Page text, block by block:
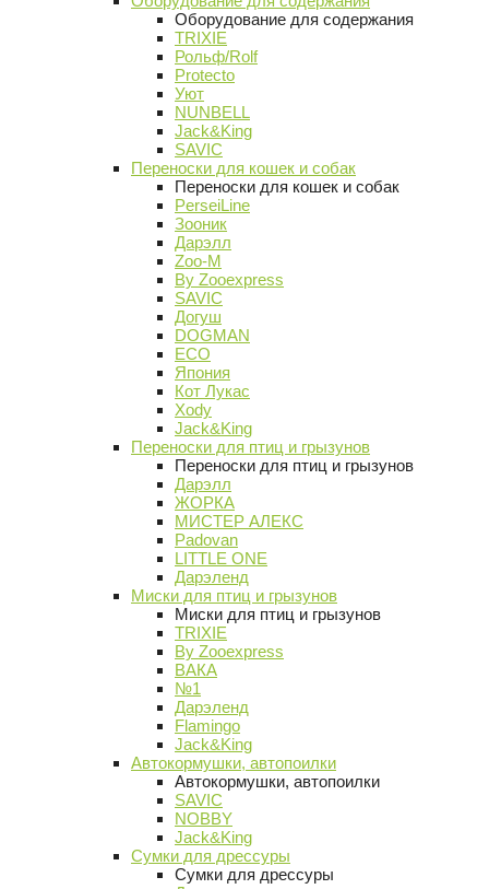
Оборудование для содержания
TRIXIE
Рольф/Rolf
Protecto
Уют
NUNBELL
Jack&King
SAVIC
Переноски для кошек и собак
Переноски для кошек и собак
PerseiLine
Зооник
Дарэлл
Zoo-M
By Zooexpress
SAVIC
Догуш
DOGMAN
ECO
Япония
Кот Лукас
Xody
Jack&King
Переноски для птиц и грызунов
Переноски для птиц и грызунов
Дарэлл
ЖОРКА
МИСТЕР АЛЕКС
Padovan
LITTLE ONE
Дарэленд
Миски для птиц и грызунов
Миски для птиц и грызунов
TRIXIE
By Zooexpress
ВАКА
№1
Дарэленд
Flamingo
Jack&King
Автокормушки, автопоилки
Автокормушки, автопоилки
SAVIC
NOBBY
Jack&King
Сумки для дрессуры
Сумки для дрессуры